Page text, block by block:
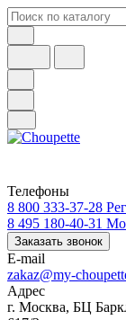
Телефоны
8 800 333-37-28
8 495 180-40-31
Заказать звонок
E-mail
zakaz@my-
Адрес
г. Москва, БЦ